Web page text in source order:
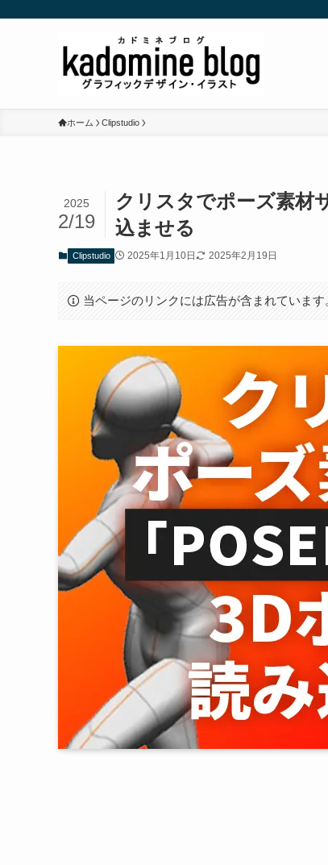
ホーム Clipstudio
クリスタでポーズ素材
込ませる
2025
2/19
Clipstudio 2025年1月10日 2025年2月19日
当ページのリンクには広告が含まれています